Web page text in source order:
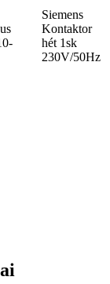
Siemens
Kontaktor
hét 1sk
230V/50Hz